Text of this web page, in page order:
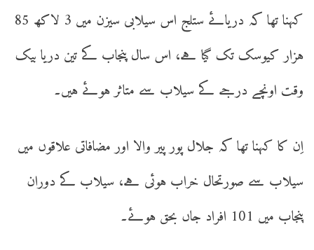
کہنا تھا کہ دریائے ستلج اس سیلابی سیزن میں 3 لاکھ 85
ہزار کیوسک تک گیا ہے، اس سال پنجاب کے تین دریا بیک
وقت اونچے درجے کے سیلاب سے متاثر ہوئے ہیں۔
اِن کا کہنا تھا کہ جلال پور پیر والا اور مضافاتی علاقوں میں
سیلاب سے صورتحال خراب ہوئی ہے، سیلاب کے دوران
پنجاب میں 101 افراد جاں بحق ہوئے۔